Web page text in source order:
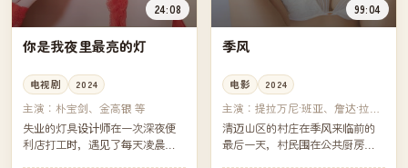
24:08
你是我夜里最亮的灯
电视剧 2024
主演： 朴宝剑、金高银 等
失业的灯具设计师在一次深夜便
利店打工时，遇见了每天凌晨都
99:04
季风
电影 2024
主演：提拉万尼·班亚、詹达·拉马
卡 等
清迈山区的村庄在季风来临前的
最后一天，村民围在公共厨房里